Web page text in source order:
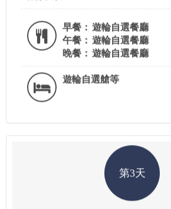
早餐： 遊輪自選餐廳
午餐： 遊輪自選餐廳
晚餐： 遊輪自選餐廳
遊輪自選艙等
第3天